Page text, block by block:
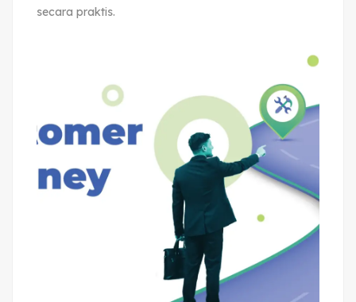
secara praktis.